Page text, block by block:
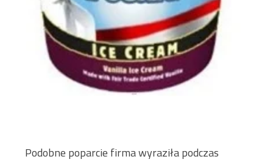
Podobne poparcie firma wyraziła podczas